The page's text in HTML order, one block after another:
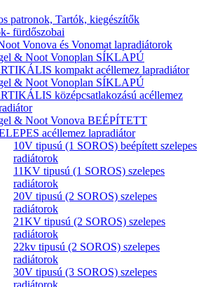
patronok, Tartók, kiegészítők
fürdőszobai
Vonova és Vonomat lapradiátorok
& Noot Vonoplan SÍKLAPÚ
kompakt acéllemez lapradiátor
& Noot Vonoplan SÍKLAPÚ
középcsatlakozású acéllemez
& Noot Vonova BEÉPÍTETT
acéllemez lapradiátor
10V tipusú (1 SOROS) beépített szelepes
radiátorok
11KV tipusú (1 SOROS) szelepes
radiátorok
20V tipusú (2 SOROS) szelepes
radiátorok
21KV tipusú (2 SOROS) szelepes
radiátorok
22kv tipusú (2 SOROS) szelepes
radiátorok
30V tipusú (3 SOROS) szelepes